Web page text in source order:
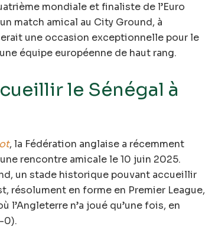
mondiale et finaliste de l’Euro
match amical au City Ground, à
une occasion exceptionnelle pour le
équipe européenne de haut rang.
le Sénégal à
, la Fédération anglaise a récemment
rencontre amicale le 10 juin 2025.
un stade historique pouvant accueillir
résolument en forme en Premier League,
n’a joué qu’une fois, en
0).